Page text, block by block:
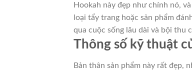
Hookah này đẹp như chính nó,
loại tẩy trang hoặc sản phẩm
qua cuộc sống lâu dài và bội thu
Thông số kỹ thuật
Bản thân sản phẩm này rất đẹp,